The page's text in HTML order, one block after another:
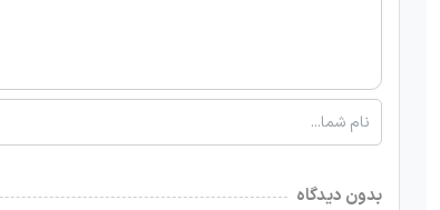
بدون دیدگاه